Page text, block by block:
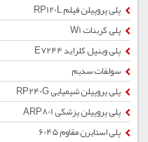
پلی پروپیلن فیلم RP120L
پلی کربنات W1
پلی وینیل کلراید E7244
سولفات سدیم
پلی پروپیلن شیمیایی RP240G
پلی پروپیلن پزشکی ARP801
پلی استایرن مقاوم 6045